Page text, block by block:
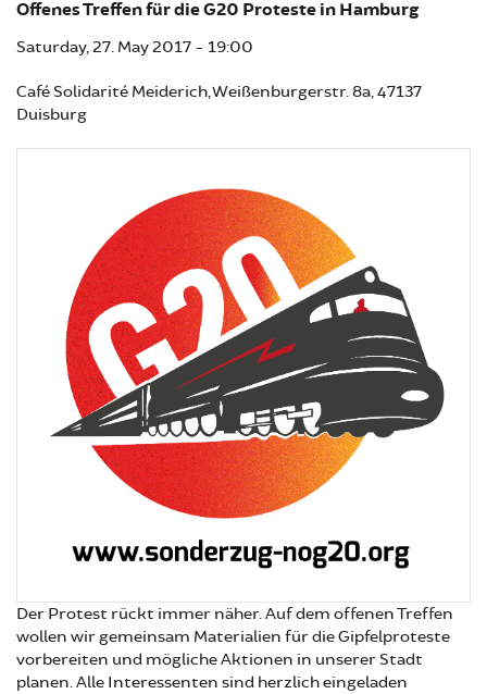
Offenes Treffen für die G20 Proteste in Hamburg
Saturday, 27. May 2017 - 19:00
Café Solidarité Meiderich, Weißenburgerstr. 8a, 47137
Duisburg
Der Protest rückt immer näher. Auf dem offenen Treffen
wollen wir gemeinsam Materialien für die Gipfelproteste
vorbereiten und mögliche Aktionen in unserer Stadt
planen. Alle Interessenten sind herzlich eingeladen